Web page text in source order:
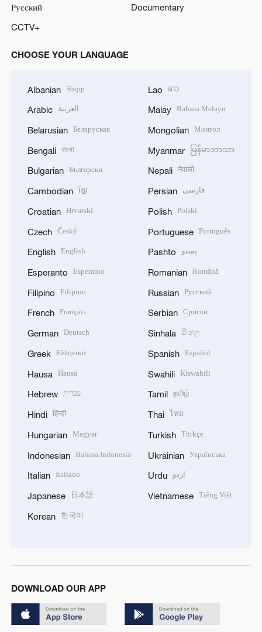
Русский
Documentary
CCTV+
CHOOSE YOUR LANGUAGE
Albanian Shqip
Arabic العربية
Belarusian Беларуская
Bengali বাংলা
Bulgarian Български
Cambodian ខ្មែរ
Croatian Hrvatski
Czech Český
English English
Esperanto Esperanto
Filipino Filipino
French Français
German Deutsch
Greek Ελληνικά
Hausa Hausa
Hebrew עברית
Hindi हिन्दी
Hungarian Magyar
Indonesian Bahasa Indonesia
Italian Italiano
Japanese 日本語
Korean 한국어
Lao ລາວ
Malay Bahasa Melayu
Mongolian Монгол
Myanmar မြန်မာဘာသာ
Nepali नेपाली
Persian فارسی
Polish Polski
Portuguese Português
Pashto پښتو
Romanian Română
Russian Русский
Serbian Српски
Sinhala සිංහල
Spanish Español
Swahili Kiswahili
Tamil தமிழ்
Thai ไทย
Turkish Türkçe
Ukrainian Українська
Urdu اردو
Vietnamese Tiếng Việt
DOWNLOAD OUR APP